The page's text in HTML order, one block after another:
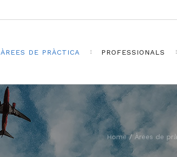
ÀREES DE PRÀCTICA PROFESSIONALS
Home /Àrees de